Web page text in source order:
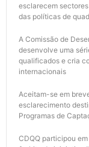
esclarecem
das políticas de
A Comissão de
desenvolve uma
qualificados e cria
internacionais
Aceitam-se em
esclarecimento
Programas de
CDQQ participou